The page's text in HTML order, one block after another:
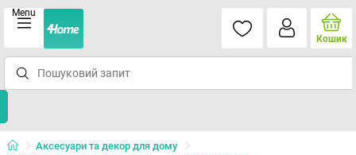
Menu
Кошик
Аксесуари та декор для дому